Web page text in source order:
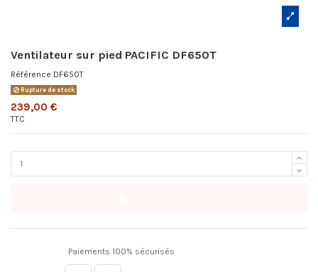
Ventilateur sur pied PACIFIC DF650T
Référence DF650T
Rupture de stock
239,00 €
TTC
Paiements 100% sécurisés